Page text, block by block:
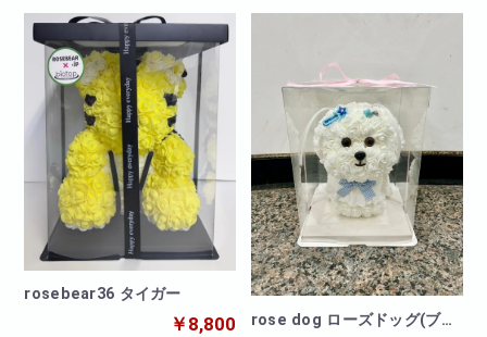
rosebear36 タイガー
￥8,800
rose dog ローズドッグ(ブル